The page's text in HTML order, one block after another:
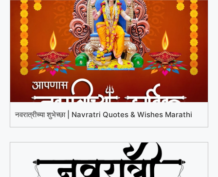
नवरात्रीच्या शुभेच्छा | Navratri Quotes & Wishes Marathi